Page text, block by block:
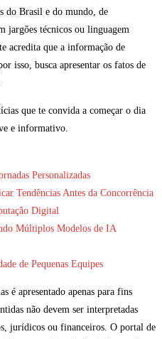
do Brasil e do mundo, de
jargões técnicos ou linguagem
acredita que a informação de
isso, busca apresentar os fatos de
que te convida a começar o dia
e informativo.
Personalizadas
Tendências Antes da Concorrência
Digital
Múltiplos Modelos de IA
de Pequenas Equipes
é apresentado apenas para fins
não devem ser interpretadas
jurídicos ou financeiros. O portal de